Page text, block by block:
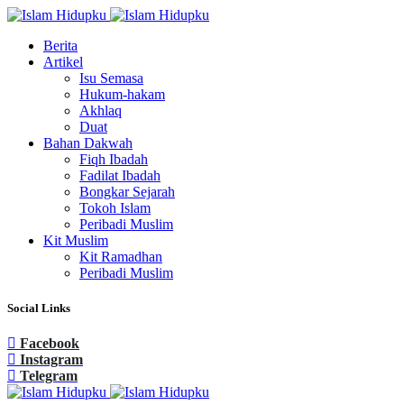
Berita
Artikel
Isu Semasa
Hukum-hakam
Akhlaq
Duat
Bahan Dakwah
Fiqh Ibadah
Fadilat Ibadah
Bongkar Sejarah
Tokoh Islam
Peribadi Muslim
Kit Muslim
Kit Ramadhan
Peribadi Muslim
Social Links
Facebook
Instagram
Telegram